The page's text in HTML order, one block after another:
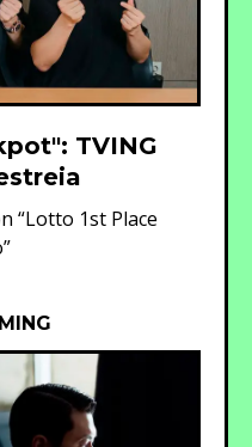
TVING
“Lotto 1st Place